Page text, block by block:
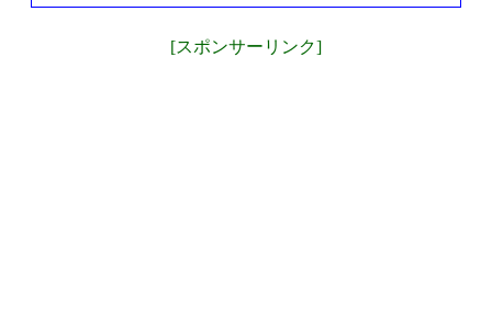
[スポンサーリンク]